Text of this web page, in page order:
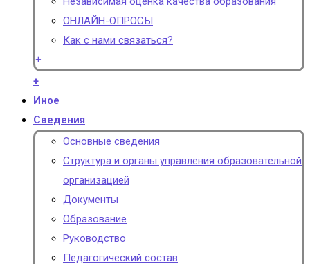
ОНЛАЙН-ОПРОСЫ
Как с нами связаться?
+
+
Иное
Сведения
Основные сведения
Структура и органы управления образовательной
организацией
Документы
Образование
Руководство
Педагогический состав